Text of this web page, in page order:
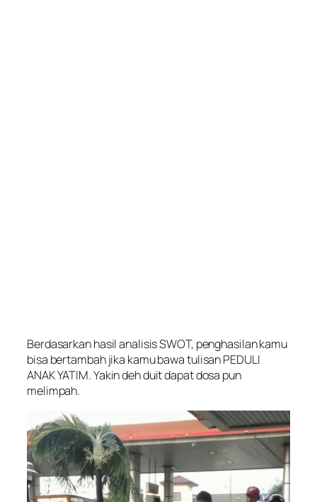
Berdasarkan hasil analisis SWOT, penghasilan kamu
bisa bertambah jika kamu bawa tulisan PEDULI
ANAK YATIM. Yakin deh duit dapat dosa pun
melimpah.